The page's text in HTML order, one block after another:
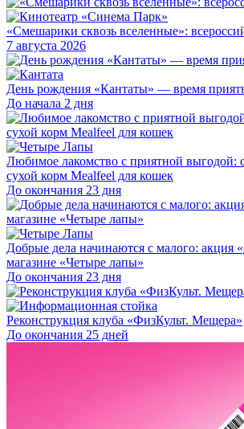
«Смешарики сквозь вселенные»:
7 августа 2026
День рождения «Кантаты» — время
До начала 2 дня
Любимое лакомство с приятной выгодой:
сухой корм Mealfeel для кошек
До окончания 23 дня
Добрые дела начинаются с малого: акция
магазине «Четыре лапы»
До окончания 23 дня
Реконструкция клуба «ФизКульт. Мещера»
До окончания 25 дней